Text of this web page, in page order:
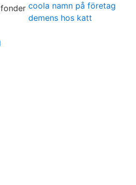
coola namn på företag
demens hos katt